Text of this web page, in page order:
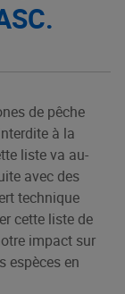
de pêche
à la
liste va au-
avec des
technique
cette liste de
impact sur
espèces en